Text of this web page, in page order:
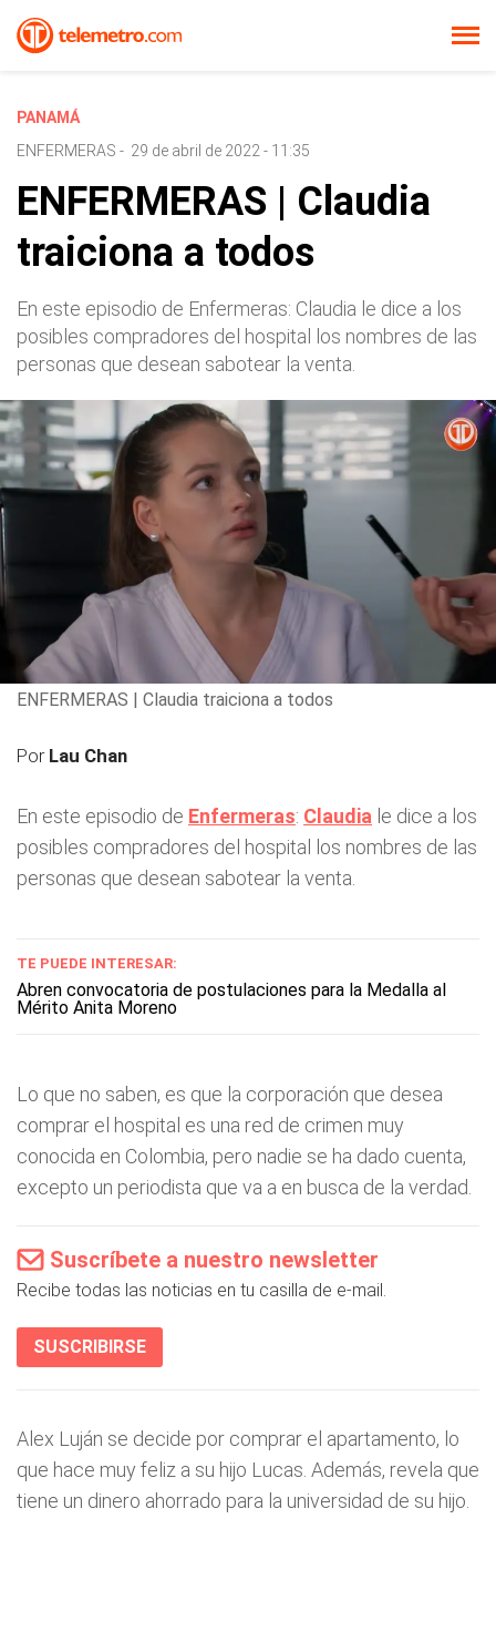
PANAMÁ
ENFERMERAS - 29 de abril de 2022 - 11:35
ENFERMERAS | Claudia
traiciona a todos
En este episodio de Enfermeras: Claudia le dice a los
posibles compradores del hospital los nombres de las
personas que desean sabotear la venta.
ENFERMERAS | Claudia traiciona a todos
Por Lau Chan
En este episodio de Enfermeras: Claudia le dice a los
posibles compradores del hospital los nombres de las
personas que desean sabotear la venta.
TE PUEDE INTERESAR:
Abren convocatoria de postulaciones para la Medalla al
Mérito Anita Moreno
Lo que no saben, es que la corporación que desea
comprar el hospital es una red de crimen muy
conocida en Colombia, pero nadie se ha dado cuenta,
excepto un periodista que va a en busca de la verdad.
Suscríbete a nuestro newsletter
Recibe todas las noticias en tu casilla de e-mail.
SUSCRIBIRSE
Alex Luján se decide por comprar el apartamento, lo
que hace muy feliz a su hijo Lucas. Además, revela que
tiene un dinero ahorrado para la universidad de su hijo.